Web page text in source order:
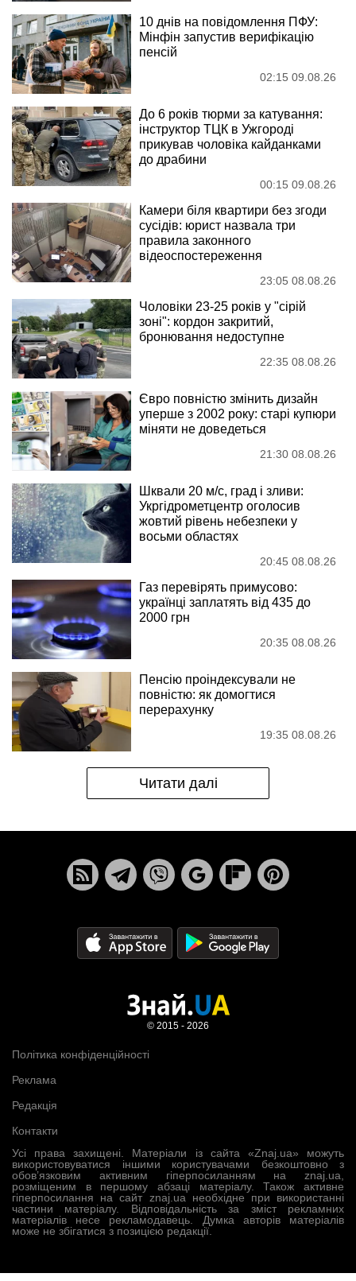
10 днів на повідомлення ПФУ:
Мінфін запустив верифікацію
пенсій
02:15 09.08.26
До 6 років тюрми за катування:
інструктор ТЦК в Ужгороді
прикував чоловіка кайданками
до драбини
00:15 09.08.26
Камери біля квартири без згоди
сусідів: юрист назвала три
правила законного
відеоспостереження
23:05 08.08.26
Чоловіки 23-25 років у "сірій
зоні": кордон закритий,
бронювання недоступне
22:35 08.08.26
Євро повністю змінить дизайн
уперше з 2002 року: старі купюри
міняти не доведеться
21:30 08.08.26
Шквали 20 м/с, град і зливи:
Укргідрометцентр оголосив
жовтий рівень небезпеки у
восьми областях
20:45 08.08.26
Газ перевірять примусово:
українці заплатять від 435 до
2000 грн
20:35 08.08.26
Пенсію проіндексували не
повністю: як домогтися
перерахунку
19:35 08.08.26
Читати далі
Усі права захищені. Матеріали із сайта «Znaj.ua» можуть
використовуватися іншими користувачами безкоштовно з
обов’язковим активним гіперпосиланням на znaj.ua,
розміщеним в першому абзаці матеріалу. Також активне
гіперпосилання на сайт znaj.ua необхідне при використанні
частини матеріалу. Відповідальність за зміст рекламних
матеріалів несе рекламодавець. Думка авторів матеріалів
може не збігатися з позицією редакції.
Політика конфіденційності
Реклама
Редакція
Контакти
© 2015 - 2026